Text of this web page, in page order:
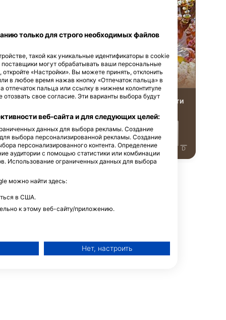
Shutterstock_Krzysztof Odziomek
J J A S O N D
Udo Kefrig
Амфиприон
3Достопримечательности
J F M A M J J A S D
только для строго необходимых файлов
такой как уникальные идентификаторы в cookie
могут обрабатывать ваши персональные
«Настройки». Вы можете принять, отклонить
в любое время нажав кнопку «Отпечаток пальца» в
пальца или ссылку в нижнем колонтитуле
свое согласие. Эти варианты выбора будут
веб-сайта и для следующих целей:
данных для выбора рекламы. Создание
выбора персонализированной рекламы. Создание
персонализированного контента. Определение
аудитории с помощью статистики или комбинации
Использование ограниченных данных для выбора
можно найти здесь:
в США.
к этому веб-сайту/приложению.
Нет, настроить